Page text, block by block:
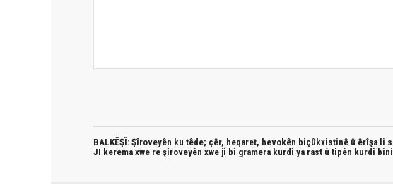
BALKÊŞÎ: Şîroveyên ku têde; çêr, heqaret, hevokên biçûkxistinê û êrîşa li
JI kerema xwe re şîroveyên xwe jî bi gramera kurdî ya rast û tîpên kurdî